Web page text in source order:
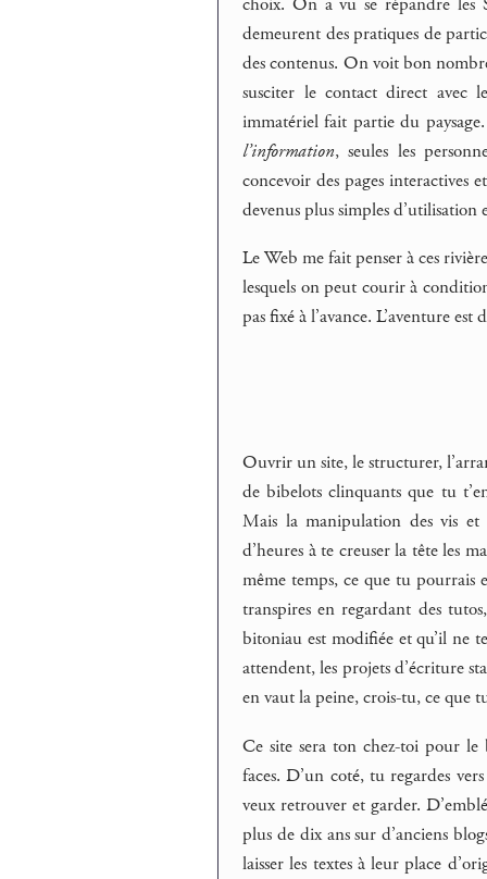
demeurent des pratiques de
des contenus. On voit bon
susciter le contact direct avec
immatériel fait partie du
l’information, seules les
concevoir des pages interactives
devenus plus simples
Le Web me fait penser à ces
lesquels on peut courir à
pas fixé à l’avance. L’aventure est
Ouvrir un site, le structurer,
de bibelots clinquants que tu
Mais la manipulation des vis et
d’heures à te creuser la tête les
même temps, ce que tu pourrais
transpires en regardant des
bitoniau est modifiée et qu’il ne
attendent, les projets d’écriture
en vaut la peine, crois-tu, ce que
Ce site sera ton chez-toi pour le
faces. D’un coté, tu regardes
veux retrouver et garder.
plus de dix ans sur d’anciens
laisser les textes à leur place